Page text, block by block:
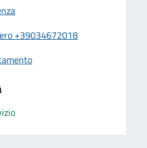
+39034672018